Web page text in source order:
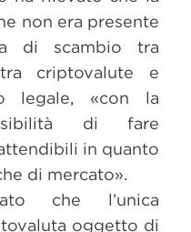
non era presente
di scambio tra
criptovalute e
legale, «con la
di fare
in quanto
di mercato».
che l’unica
oggetto di